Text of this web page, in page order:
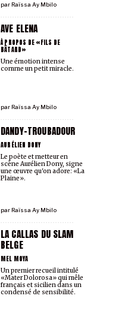
parRaïssa Ay Mbilo
AVE ELENA
À PROPOS DE «FILS DE
BÂTARD»
par Raïssa Ay Mbilo
Une émotion intense
comme un petit miracle.
DANDY-TROUBADOUR
AURÉLIEN DONY
parRaïssa Ay Mbilo
Le poète et metteur en
scène Aurélien Dony, signe
une œuvre qu'on adore: «La
Plaine».
LA CALLAS DU SLAM
BELGE
MEL MOYA
Un premier recueil intitulé
«Mater Dolorosa» qui mêle
français et sicilien dans un
condensé de sensibilité.